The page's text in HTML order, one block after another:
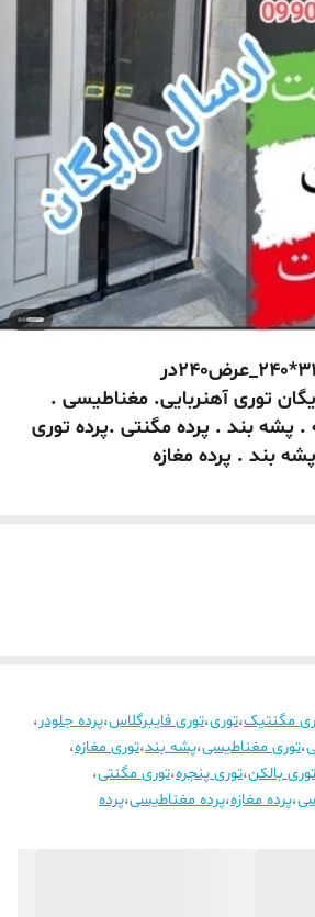
پرده توری مگنتی_330*240_عرض240در
رایگان توری آهنربایی. مغناطیسی .
پشه بند . پرده مگنتی .پرده توری
بند . پرده مغازه
مگنتیک،توری،توری فایبرگلاس،پرده جلودر ،
،توری مغناطیسی،پشه بند،توری مغازه،
توری بالکن،توری پنجره،توری مگنتی،
،پرده مغازه،پرده مغناطیسی،پرده